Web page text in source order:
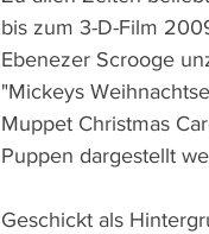
bis zum 3-D-Film
Ebenezer Scrooge
"Mickeys
Muppet Christmas
Puppen dargestellt
Geschickt als